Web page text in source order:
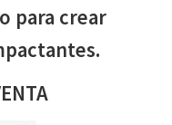
para crear